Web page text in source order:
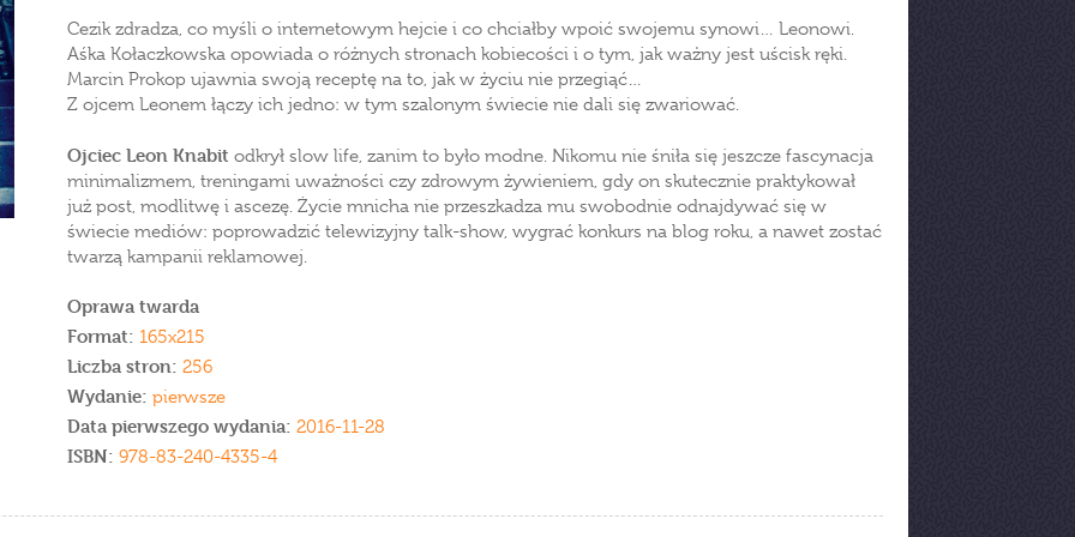
Cezik zdradza, co myśli o internetowym hejcie i co chciałby wpoić swojemu synowi… Leonowi.
Aśka Kołaczkowska opowiada o różnych stronach kobiecości i o tym, jak ważny jest uścisk ręki.
Marcin Prokop ujawnia swoją receptę na to, jak w życiu nie przegiąć…
Z ojcem Leonem łączy ich jedno: w tym szalonym świecie nie dali się zwariować.
Ojciec Leon Knabit odkrył slow life, zanim to było modne. Nikomu nie śniła się jeszcze fascynacja
minimalizmem, treningami uważności czy zdrowym żywieniem, gdy on skutecznie praktykował
już post, modlitwę i ascezę. Życie mnicha nie przeszkadza mu swobodnie odnajdywać się w
świecie mediów: poprowadzić telewizyjny talk-show, wygrać konkurs na blog roku, a nawet zostać
twarzą kampanii reklamowej.
Oprawa twarda
Format: 165x215
Liczba stron: 256
Wydanie: pierwsze
Data pierwszego wydania: 2016-11-28
ISBN: 978-83-240-4335-4